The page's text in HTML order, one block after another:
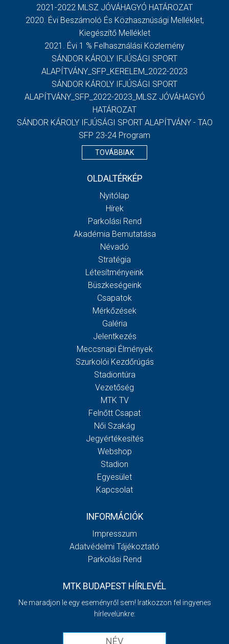
2021-2022 MLSZ JÓVÁHAGYÓ HATÁROZAT
2020. Évi Beszámoló És Közhasznúsági Melléklet,
Kiegészítő Melléklet
2021. Évi 1 % Felhasználási Közlemény
SÁNDOR KÁROLY IFJÚSÁGI SPORT
ALAPÍTVÁNY_SFP_KERELEM_2022-2023
SÁNDOR KÁROLY IFJÚSÁGI SPORT
ALAPÍTVÁNY_SFP_2022-2023_MLSZ JÓVÁHAGYÓ
HATÁROZAT
SÁNDOR KÁROLY IFJÚSÁGI SPORT ALAPÍTVÁNY - TAO
SFP 23-24 Program
TOVÁBBIAK
OLDALTÉRKÉP
Nyitólap
Hírek
Parkolási Rend
Akadémia Bemutatása
Névadó
Stratégia
Létesítményeink
Büszkeségeink
Csapatok
Mérkőzések
Galéria
Jelentkezés
Meccsnapi Élmények
Szurkolói Kezdőrúgás
Stadiontúra
Vezetőség
MTK TV
Felnőtt Csapat
Női Szakág
Jegyértékesítés
Webshop
Stadion
Egyesület
Kapcsolat
INFORMÁCIÓK
Impresszum
Adatvédelmi Tájékoztató
Parkolási Rend
MTK BUDAPEST HÍRLEVÉL
Ne maradjon le egy eseményről sem! Iratkozzon fel ingyenes
hírlevelünkre: